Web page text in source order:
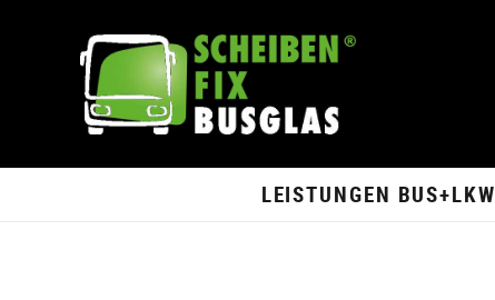
LEISTUNGEN BUS+LKW